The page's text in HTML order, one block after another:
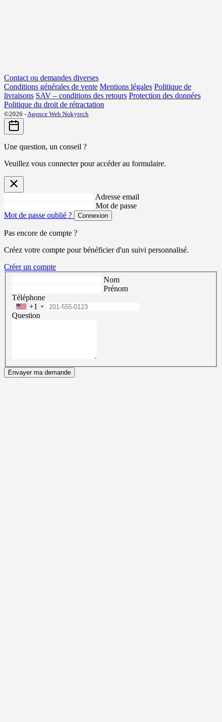
Contact ou demandes diverses
Conditions générales de vente Mentions légales Politique de
livraisons SAV – conditions des retours Protection des données
Politique du droit de rétractation
©2026 -Agence Web Nokytech
Une question, un conseil ?
Veuillez vous connecter pour accéder au formulaire.
Adresse email
Mot de passe
Mot de passe oublié ?
Connexion
Pas encore de compte ?
Créez votre compte pour bénéficier d'un suivi personnalisé.
Créer un compte
Nom
Prénom
Téléphone
+1
Question
Envayer ma demande